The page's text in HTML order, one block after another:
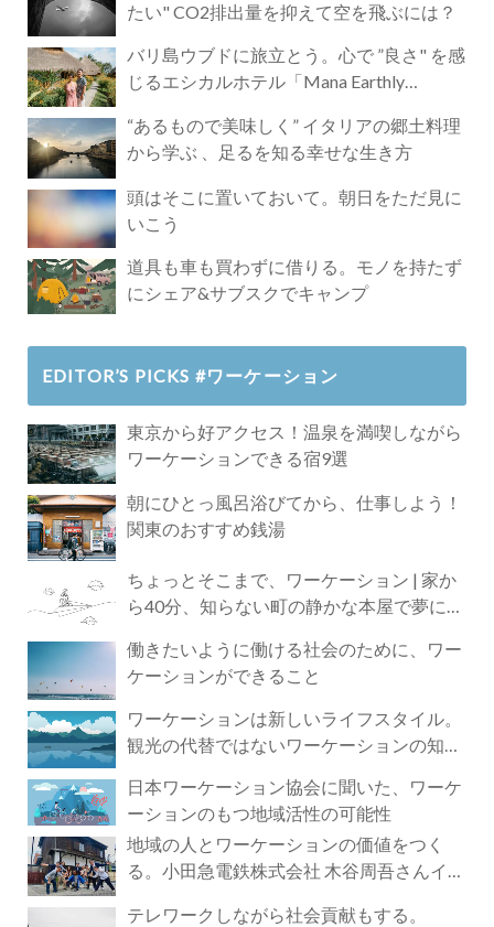
たい" CO2排出量を抑えて空を飛ぶには？
バリ島ウブドに旅立とう。心で ”良さ" を感
じるエシカルホテル「Mana Earthly
“あるもので美味しく” イタリアの郷土料理
から学ぶ 、足るを知る幸せな生き方
頭はそこに置いておいて。朝日をただ見に
いこう
道具も車も買わずに借りる。モノを持たず
にシェア&サブスクでキャンプ
EDITOR’S PICKS #ワーケーション
東京から好アクセス！温泉を満喫しながら
ワーケーションできる宿9選
朝にひとっ風呂浴びてから、仕事しよう！
関東のおすすめ銭湯
ちょっとそこまで、ワーケーション | 家か
ら40分、知らない町の静かな本屋で夢に近
働きたいように働ける社会のために、ワー
ケーションができること
ワーケーションは新しいライフスタイル。
観光の代替ではないワーケーションの知ら
日本ワーケーション協会に聞いた、ワーケ
ーションのもつ地域活性の可能性
地域の人とワーケーションの価値をつく
る。小田急電鉄株式会社 木谷周吾さんイン
テレワークしながら社会貢献もする。